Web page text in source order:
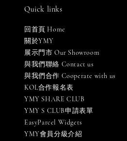
Quick links
回首頁 Home
關於YMY
展示門市 Our Showroom
與我們聯絡 Contact us
與我們合作 Cooperate with us
KOL合作報名表
YMY SHARE CLUB
YMY S CLUB申請表單
EasyParcel Widgets
YMY會員分級介紹